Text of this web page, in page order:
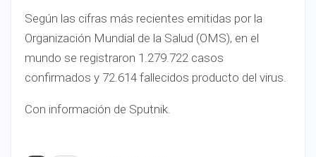
Según las cifras más recientes emitidas por la
Organización Mundial de la Salud (OMS), en el
mundo se registraron 1.279.722 casos
confirmados y 72.614 fallecidos producto del virus.
Con información de Sputnik.